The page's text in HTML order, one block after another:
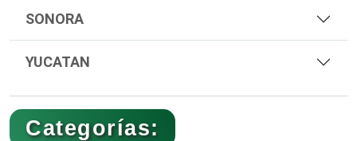
SONORA
YUCATAN
Categorías: